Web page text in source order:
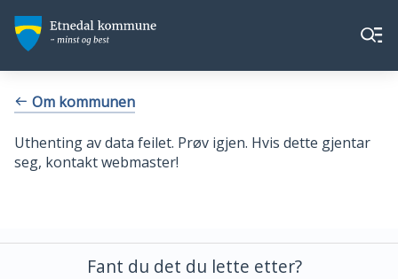
Etnedal
kommune
Etnedal
kommune
Meny
Du
her:
Om kommunen
Uthenting av data feilet. Prøv igjen. Hvis dette gjentar
seg, kontakt webmaster!
Fant du det du lette etter?